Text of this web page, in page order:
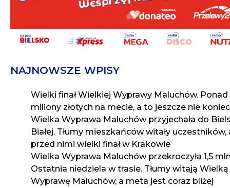
NAJNOWSZE WPISY
Wielki finał Wielkiej Wyprawy Maluchów. Ponad
miliony złotych na mecie, a to jeszcze nie koniec
Wielka Wyprawa Maluchów przyjechała do
Białej. Tłumy mieszkańców witały uczestników,
przed nimi wielki finał w Krakowie
Wielka Wyprawa Maluchów przekroczyła 1,5 mln
Ostatnia niedziela w trasie. Tłumy witają Wielką
Wyprawę Maluchów, a meta jest coraz bliżej